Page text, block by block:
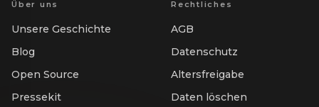
Über uns
Unsere Geschichte
Blog
Open Source
Pressekit
Rechtliches
AGB
Datenschutz
Altersfreigabe
Daten löschen